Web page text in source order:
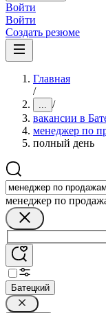
Войти
Войти
Создать резюме
Главная
/
... /
вакансии в
менеджер по
полный день
менеджер по
Батецкий